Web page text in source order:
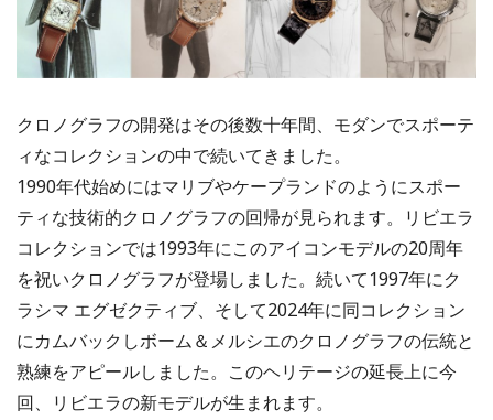
クロノグラフの開発はその後数十年間、モダンでスポーテ
ィなコレクションの中で続いてきました。
1990年代始めにはマリブやケープランドのようにスポー
ティな技術的クロノグラフの回帰が見られます。リビエラ
コレクションでは1993年にこのアイコンモデルの20周年
を祝いクロノグラフが登場しました。続いて1997年にク
ラシマ エグゼクティブ、そして2024年に同コレクション
にカムバックしボーム＆メルシエのクロノグラフの伝統と
熟練をアピールしました。このヘリテージの延長上に今
回、リビエラの新モデルが生まれます。